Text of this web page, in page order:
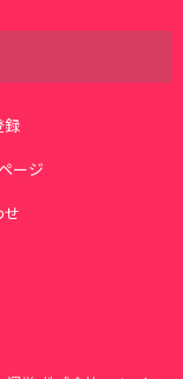
録
ージ
せ